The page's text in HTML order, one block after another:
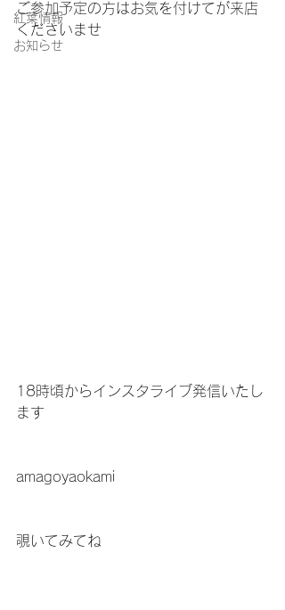
紅葉情報
お知らせ
ご参加予定の方はお気を付けてが来店
くださいませ
18時頃からインスタライブ発信いたし
ます
amagoyaokami
覗いてみてね